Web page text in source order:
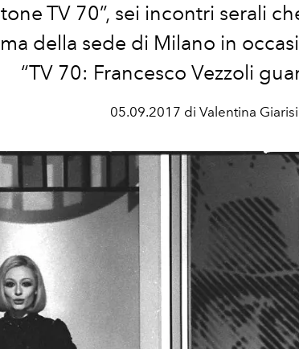
TV 70”, sei incontri serali
della sede di Milano in
“TV 70: Francesco Vezzoli
05.09.2017 di Valentina Giarisi